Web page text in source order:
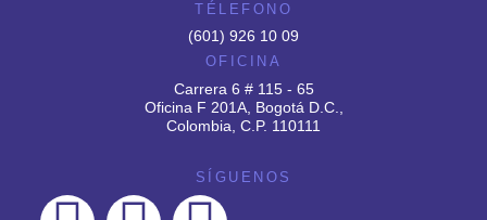
TÉLEFONO
(601) 926 10 09
OFICINA
Carrera 6 # 115 - 65
Oficina F 201A, Bogotá D.C.,
Colombia, C.P. 110111
SÍGUENOS